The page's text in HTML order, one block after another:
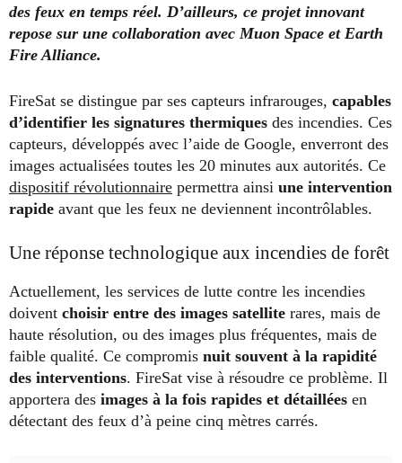
des feux en temps réel. D’ailleurs, ce projet innovant
repose sur une collaboration avec Muon Space et Earth
Fire Alliance.
FireSat se distingue par ses capteurs infrarouges, capables
d’identifier les signatures thermiques des incendies. Ces
capteurs, développés avec l’aide de Google, enverront des
images actualisées toutes les 20 minutes aux autorités. Ce
dispositif révolutionnaire permettra ainsi une intervention
rapide avant que les feux ne deviennent incontrôlables.
Une réponse technologique aux incendies de forêt
Actuellement, les services de lutte contre les incendies
doivent choisir entre des images satellite rares, mais de
haute résolution, ou des images plus fréquentes, mais de
faible qualité. Ce compromis nuit souvent à la rapidité
des interventions. FireSat vise à résoudre ce problème. Il
apportera des images à la fois rapides et détaillées en
détectant des feux d’à peine cinq mètres carrés.